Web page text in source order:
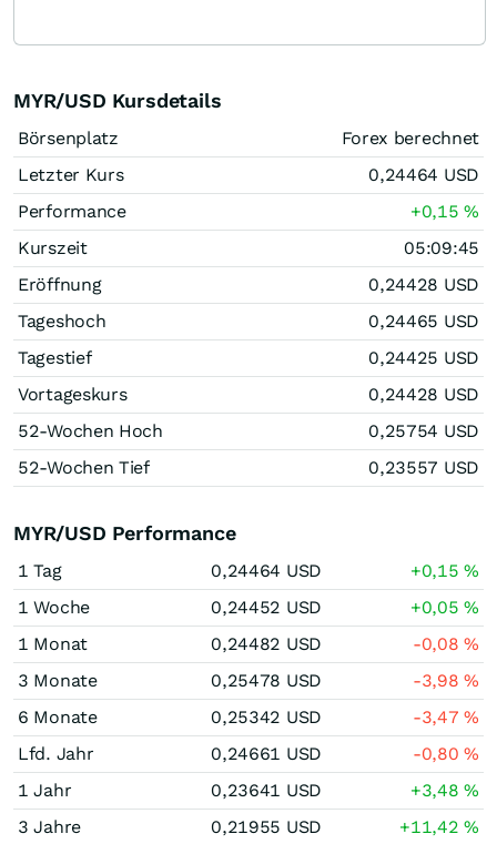
MYR/USD Kursdetails
Börsenplatz
Forex berechnet
Letzter Kurs
0,24464 USD
Performance
+0,15%
Kurszeit
05:09:45
Eröffnung
0,24428 USD
Tageshoch
0,24465 USD
Tagestief
0,24425 USD
Vortageskurs
0,24428 USD
52-Wochen Hoch
0,25754 USD
52-Wochen Tief
0,23557 USD
MYR/USD Performance
1 Tag 0,24464 USD +0,15%
1 Woche
0,24452 USD +0,05%
1 Monat
0,24482 USD -0,08%
3 Monate
0,25478 USD -3,98%
6 Monate
0,25342 USD -3,47%
Lfd. Jahr
0,24661 USD -0,80%
1 Jahr
0,23641 USD +3,48%
3 Jahre
0,21955 USD +11,42%